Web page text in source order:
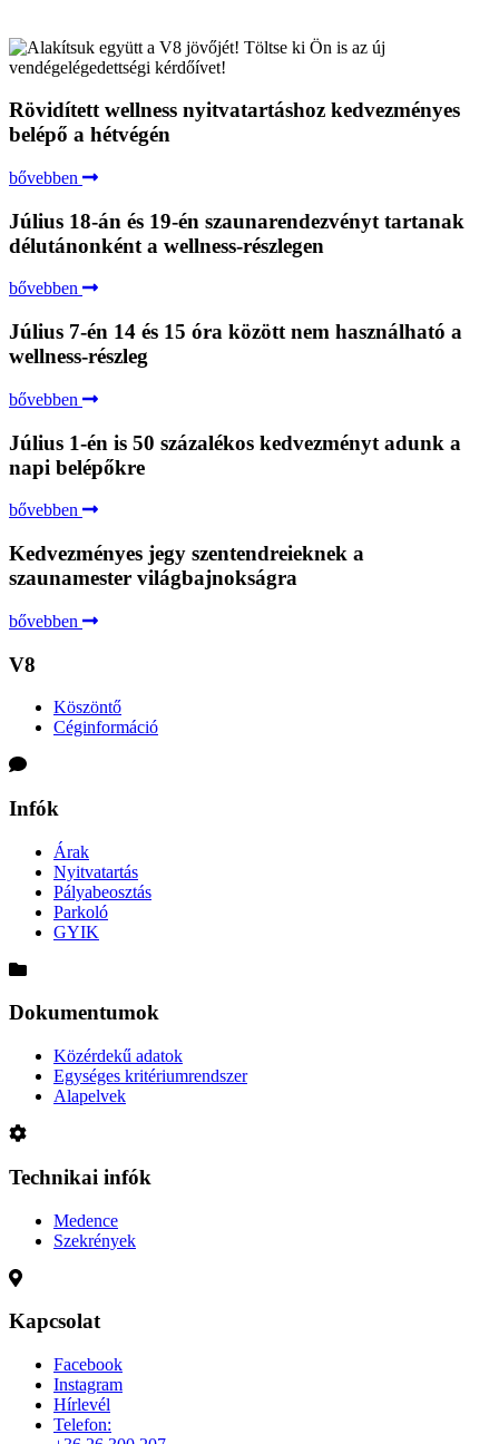
Rövidített wellness nyitvatartáshoz kedvezményes
belépő a hétvégén
bővebben
Július 18-án és 19-én szaunarendezvényt tartanak
délutánonként a wellness-részlegen
bővebben
Július 7-én 14 és 15 óra között nem használható a
wellness-részleg
bővebben
Július 1-én is 50 százalékos kedvezményt adunk a
napi belépőkre
bővebben
Kedvezményes jegy szentendreieknek a
szaunamester világbajnokságra
bővebben
V8
Köszöntő
Céginformáció
Infók
Árak
Nyitvatartás
Pályabeosztás
Parkoló
GYIK
Dokumentumok
Közérdekű adatok
Egységes kritériumrendszer
Alapelvek
Technikai infók
Medence
Szekrények
Kapcsolat
Facebook
Instagram
Hírlevél
Telefon: